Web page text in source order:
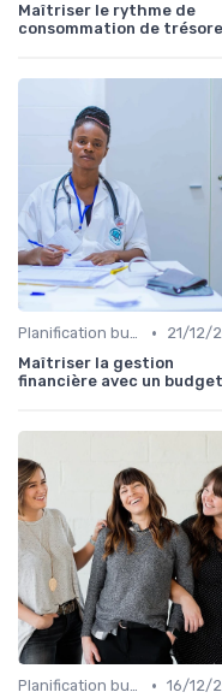
Maîtriser le rythme de
consommation de
Planification budgétaire •
21/12/
Maîtriser la gestion
financière avec un
Planification budgétaire • 16/12/